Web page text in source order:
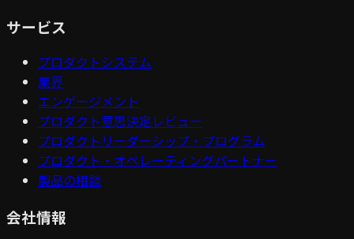
サービス
プロダクトシステム
業界
エンゲージメント
プロダクト意思決定レビュー
プロダクトリーダーシップ・プログラム
プロダクト・オペレーティングパートナー
製品の相談
会社情報